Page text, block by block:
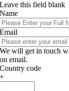
Leave this field blank
Name
Email
We will get in touch
on email.
Country code
+